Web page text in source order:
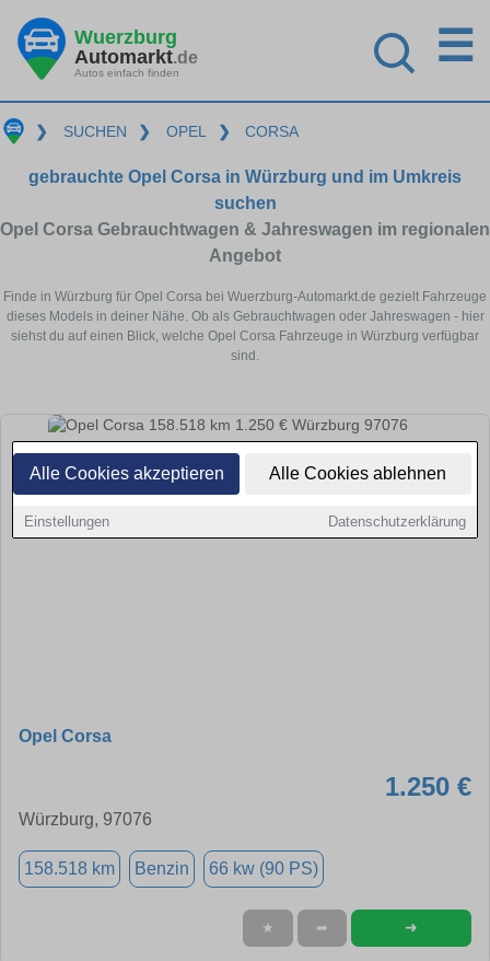
Alle Cookies akzeptieren Alle Cookies ablehnen
Einstellungen Datenschutzerklärung
Wuerzburg
Automarkt.de
Autos einfach finden
☰
❯ SUCHEN ❯ OPEL ❯ CORSA
gebrauchte Opel Corsa in Würzburg und im Umkreis
suchen
Opel Corsa Gebrauchtwagen & Jahreswagen im regionalen
Angebot
Finde in Würzburg für Opel Corsa bei Wuerzburg-Automarkt.de gezielt Fahrzeuge
dieses Models in deiner Nähe. Ob als Gebrauchtwagen oder Jahreswagen - hier
siehst du auf einen Blick, welche Opel Corsa Fahrzeuge in Würzburg verfügbar
sind.
Opel Corsa
1.250 €
Würzburg, 97076
158.518 km Benzin 66 kw (90 PS)
★ ➦ ➜